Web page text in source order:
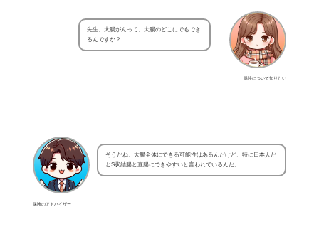
保険について知りたい
先生、大腸がんって、大腸のどこにでもでき
るんですか？
保険のアドバイザー
そうだね、大腸全体にできる可能性はあるんだけど、特に日本人だ
とS状結腸と直腸にできやすいと言われているんだ。